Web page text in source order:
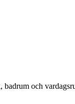
och